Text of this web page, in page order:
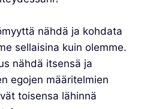
nähdä ja kohdata
sellaisina kuin olemme.
nähdä itsensä ja
egojen määritelmien
toisensa lähinnä